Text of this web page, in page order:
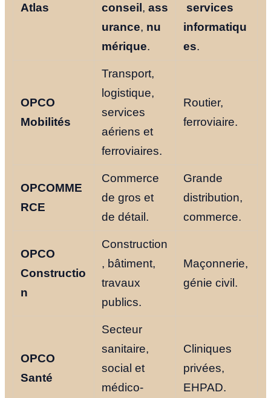
Atlas
conseil,ass
urance, nu
mérique.
services
informatiqu
es.
OPCO
Mobilités
Transport,
logistique,
services
aériens et
ferroviaires.
Routier,
ferroviaire.
OPCOMME
RCE
Commerce
de gros et
de détail.
Grande
distribution,
commerce.
OPCO
Constructio
n
Construction
, bâtiment,
travaux
publics.
Maçonnerie,
génie civil.
OPCO
Santé
Secteur
sanitaire,
social et
médico-
Cliniques
privées,
EHPAD.